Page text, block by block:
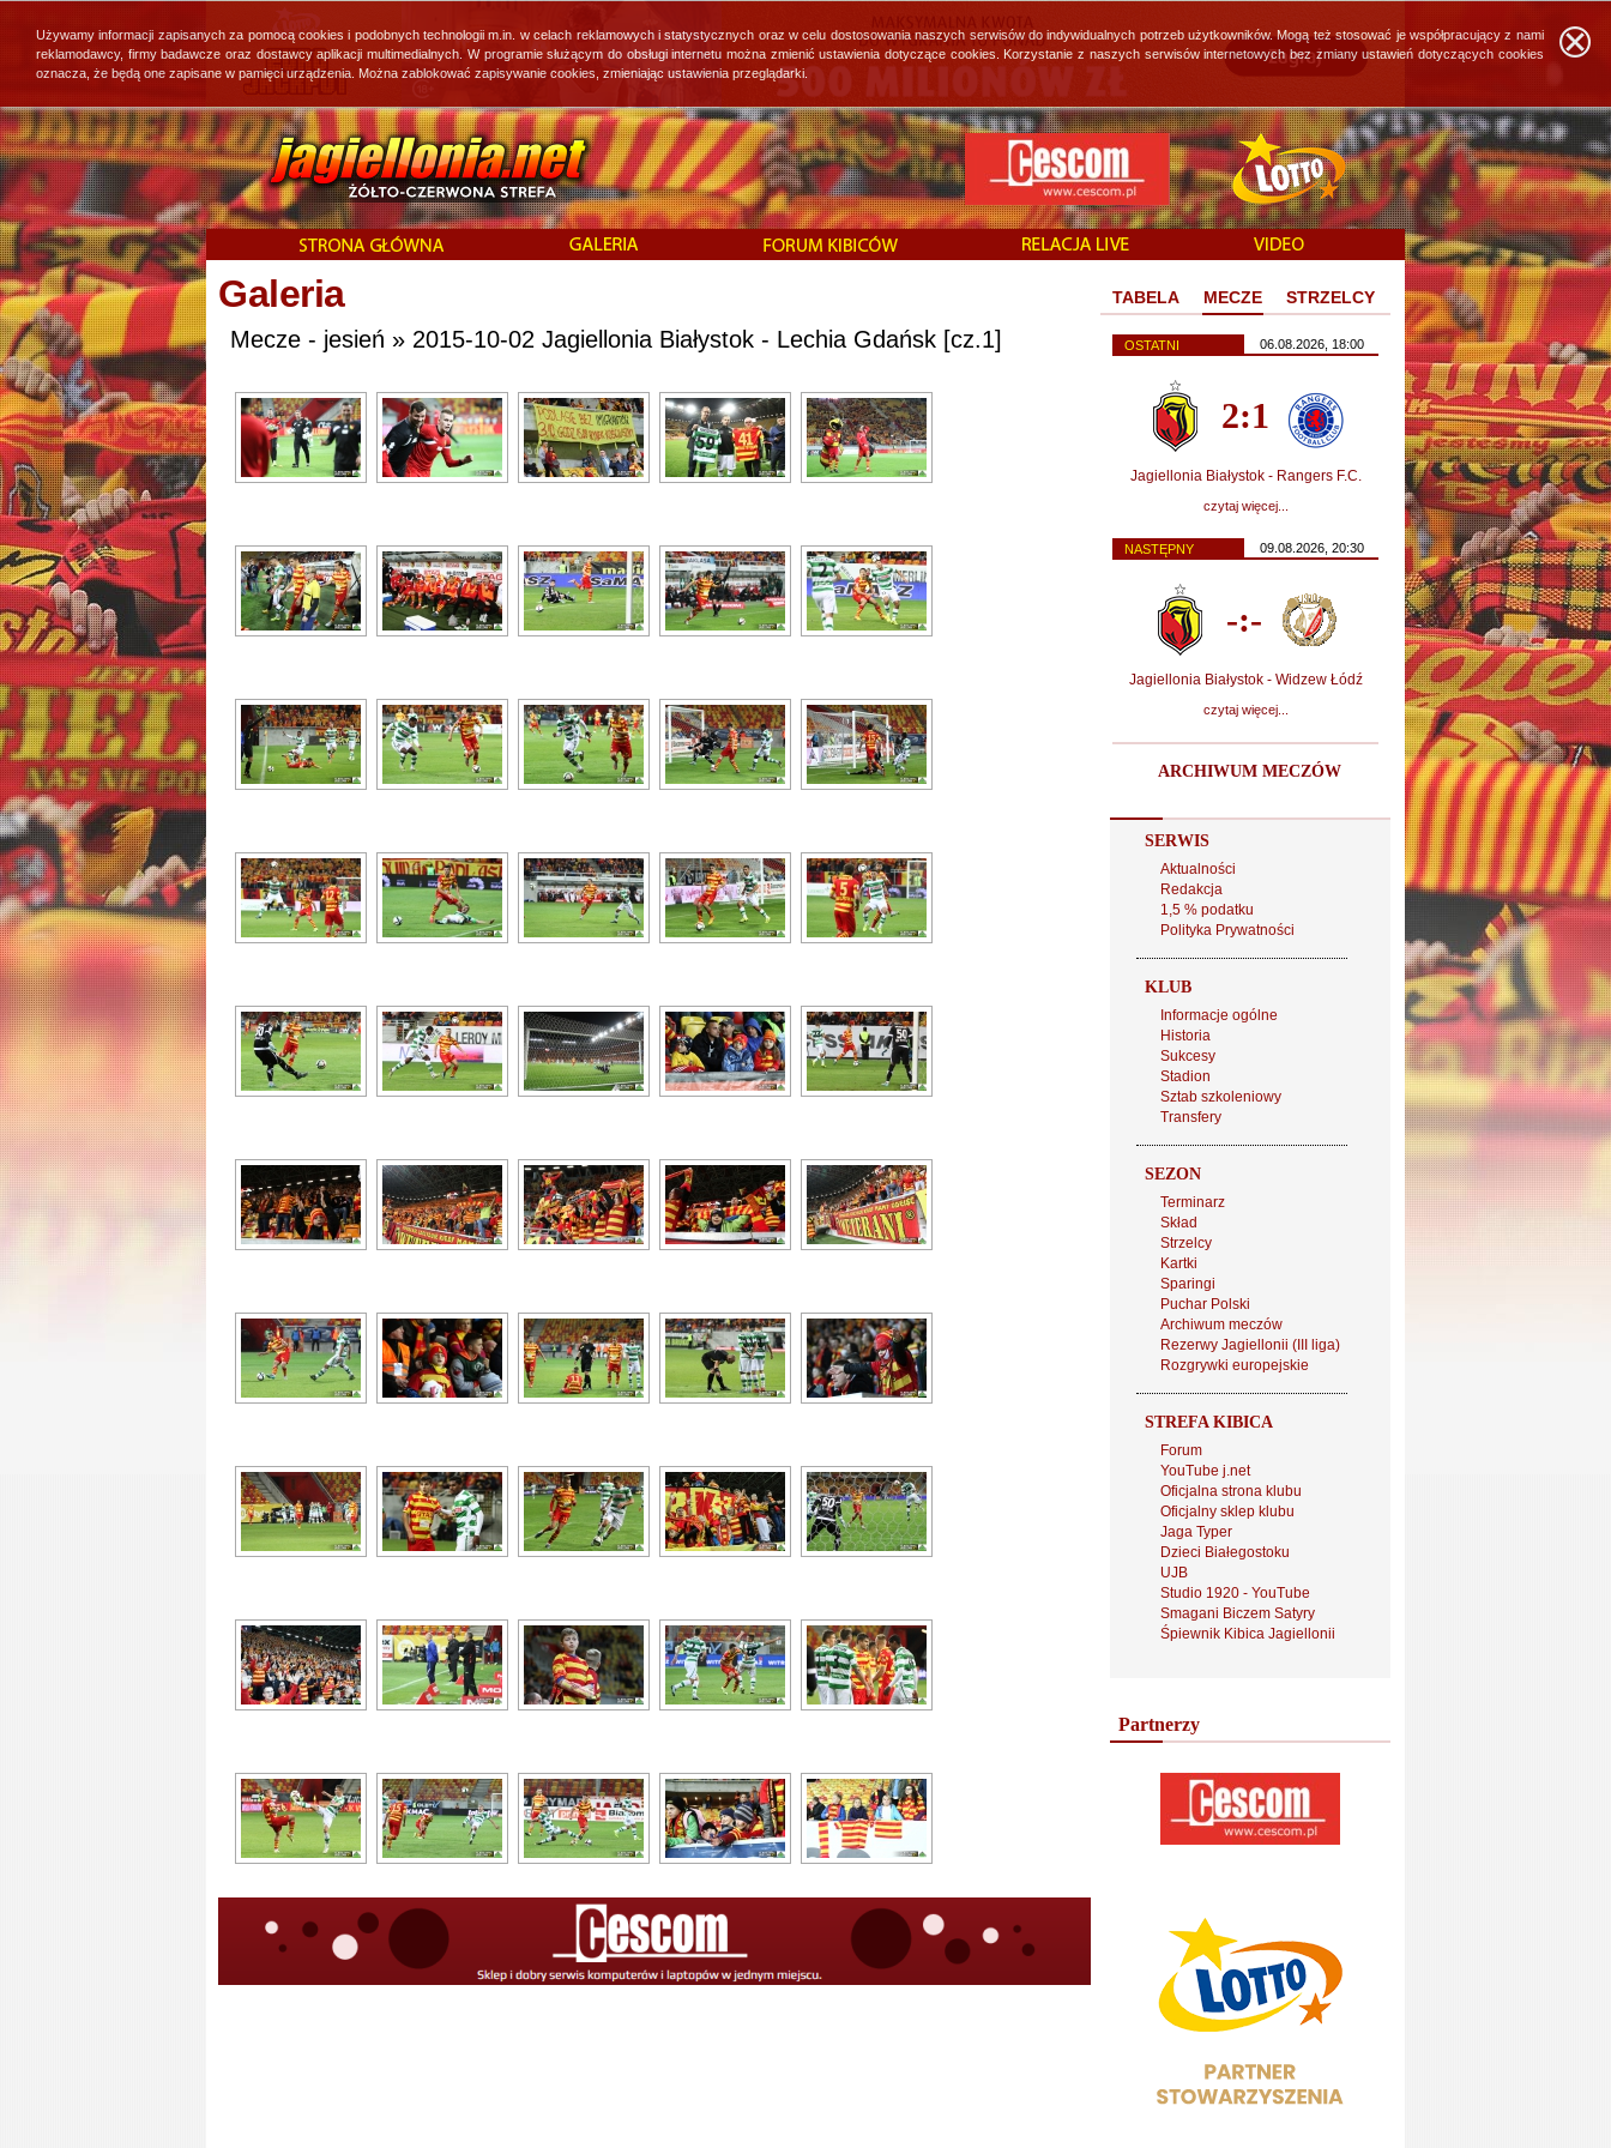
Galeria
Mecze - jesień » 2015-10-02 Jagiellonia Białystok - Lechia Gdańsk [cz.1]
TABELA MECZE STRZELCY
OSTATNI 06.08.2026, 18:00
2:1
Jagiellonia Białystok - Rangers F.C.
czytaj więcej...
NASTĘPNY 09.08.2026, 20:30
-:-
Jagiellonia Białystok - Widzew Łódź
czytaj więcej...
ARCHIWUM MECZÓW
SERWIS
Aktualności
Redakcja
1,5 % podatku
Polityka Prywatności
KLUB
Informacje ogólne
Historia
Sukcesy
Stadion
Sztab szkoleniowy
Transfery
SEZON
Terminarz
Skład
Strzelcy
Kartki
Sparingi
Puchar Polski
Archiwum meczów
Rezerwy Jagiellonii (III liga)
Rozgrywki europejskie
STREFA KIBICA
Forum
YouTube j.net
Oficjalna strona klubu
Oficjalny sklep klubu
Jaga Typer
Dzieci Białegostoku
UJB
Studio 1920 - YouTube
Smagani Biczem Satyry
Śpiewnik Kibica Jagiellonii
Partnerzy
Używamy informacji zapisanych za pomocą cookies i podobnych technologii m.in. w celach reklamowych i statystycznych oraz w celu dostosowania naszych serwisów do indywidualnych potrzeb użytkowników. Mogą też stosować je współpracujący z nami
reklamodawcy, firmy badawcze oraz dostawcy aplikacji multimedialnych. W programie służącym do obsługi internetu można zmienić ustawienia dotyczące cookies. Korzystanie z naszych serwisów internetowych bez zmiany ustawień dotyczących cookies
oznacza, że będą one zapisane w pamięci urządzenia. Można zablokować zapisywanie cookies, zmieniając ustawienia przeglądarki.